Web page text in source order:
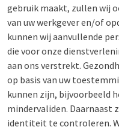
gebruik maakt, zullen wij
van uw werkgever en/of
kunnen wij aanvullende
die voor onze
aan ons verstrekt.
op basis van uw
kunnen zijn, bijvoorbeeld
mindervaliden.
identiteit te controleren.